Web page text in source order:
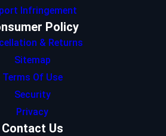
Infringement
Policy
& Returns
Sitemap
Terms Of Use
Security
Privacy
Contact Us